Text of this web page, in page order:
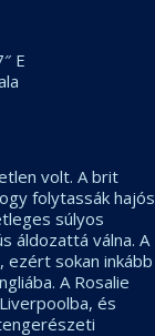
E
volt. A brit
folytassák hajós
súlyos
áldozattá válna. A
sokan inkább
A Rosalie
és